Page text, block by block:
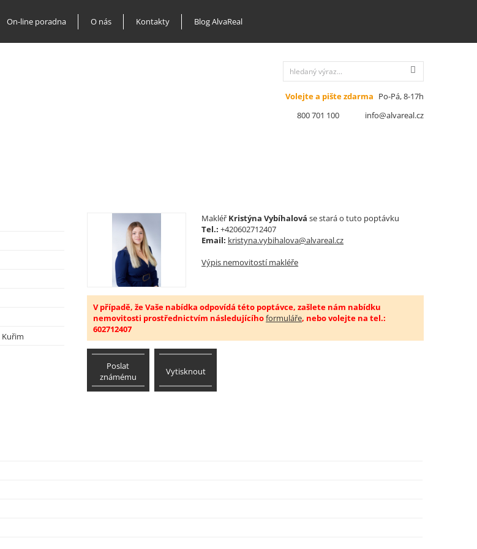
On-line poradna O nás Kontakty Blog AlvaReal
Volejte a pište zdarma Po-Pá, 8-17h
800 701 100
info@alvareal.cz
Kuřim
Makléř Kristýna Vybíhalová se stará o tuto poptávku
Tel.: +420602712407
Email: kristyna.vybihalova@alvareal.cz
Výpis nemovitostí makléře
V případě, že Vaše nabídka odpovídá této poptávce, zašlete nám nabídku
nemovitosti prostřednictvím následujícíhoformuláře, nebo volejte na tel.:
602712407
Poslat
známému
Vytisknout